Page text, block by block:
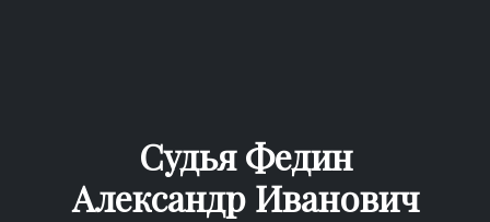
Судья Федин
Александр Иванович